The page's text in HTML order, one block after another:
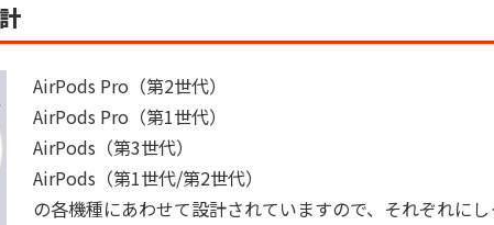
AirPods Pro（第2世代）
AirPods Pro（第1世代）
AirPods（第3世代）
AirPods（第1世代/第2世代）
の各機種にあわせて設計されていますので、それぞれに